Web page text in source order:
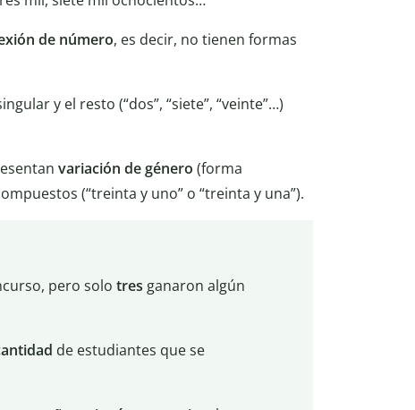
de número, es decir, no tienen formas
y el resto (“dos”, “siete”, “veinte”…)
variación de género (forma
(“treinta y uno” o “treinta y una”).
pero solo tres ganaron algún
de estudiantes que se